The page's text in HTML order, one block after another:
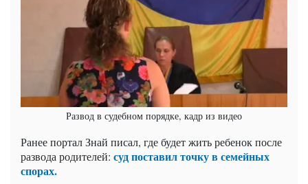
Развод в судебном порядке, кадр из видео
Ранее портал Знай писал, где будет жить ребенок после
развода родителей: суд поставил точку в семейных
спорах.